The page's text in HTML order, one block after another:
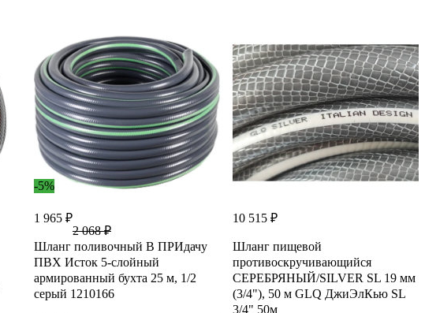
-5%
1 965 ₽
2 068 ₽
Шланг поливочный В ПРИдачу
ПВХ Исток 5-слойный
армированный бухта 25 м, 1/2
серый 1210166
10 515 ₽
Шланг пищевой
противоскручивающийся
СЕРЕБРЯНЫЙ/SILVER SL 19 мм
(3/4"), 50 м GLQ ДжиЭлКью SL
3/4" 50м